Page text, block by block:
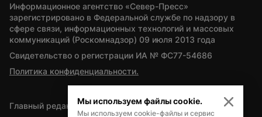
Информационное агентство «Север-Пресс»
зарегистрировано в Федеральной службе по надзору в
сфере связи, информационных технологий и массовых
коммуникаций (Роскомнадзор) 09 июля 2013 года
Свидетельство о регистрации ИА № ФС77-54686
Политика конфиденциальности.
Главный редактор — А.Л. Поздеев
Мы используем файлы cookie.
Мы используем cookie-файлы и сервис